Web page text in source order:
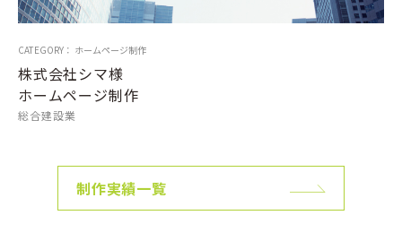
CATEGORY： ホームページ制作
株式会社シマ様
ホームページ制作
総合建設業
制作実績一覧